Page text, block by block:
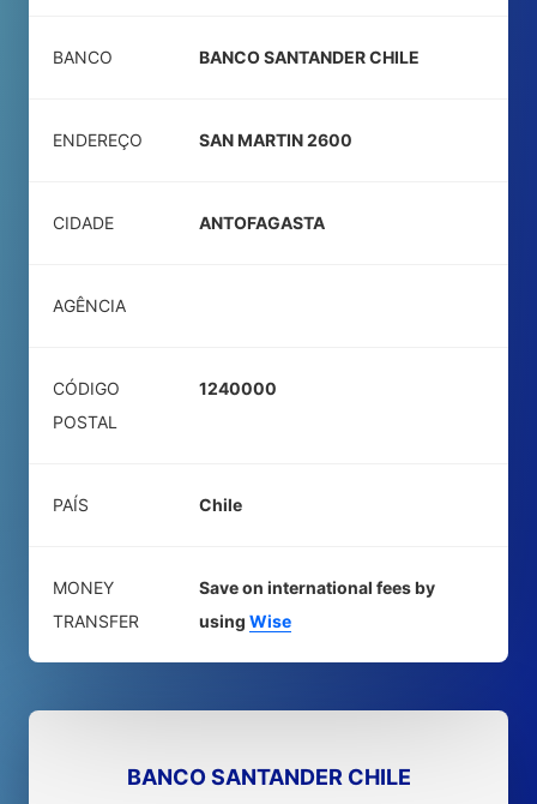
BANCO BANCO SANTANDER CHILE
ENDEREÇO SAN MARTIN 2600
CIDADE ANTOFAGASTA
AGÊNCIA
CÓDIGO
POSTAL
1240000
PAÍS Chile
MONEY
TRANSFER
Save on international fees by
using Wise
BANCO SANTANDER CHILE